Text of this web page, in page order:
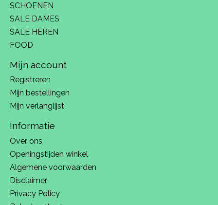
SCHOENEN
SALE DAMES
SALE HEREN
FOOD
Mijn account
Registreren
Mijn bestellingen
Mijn verlanglijst
Informatie
Over ons
Openingstijden winkel
Algemene voorwaarden
Disclaimer
Privacy Policy